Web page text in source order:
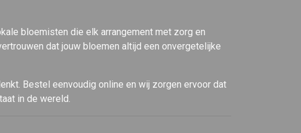
bloemisten die elk arrangement met zorg en
dat jouw bloemen altijd een onvergetelijke
Bestel eenvoudig online en wij zorgen ervoor dat
in de wereld.